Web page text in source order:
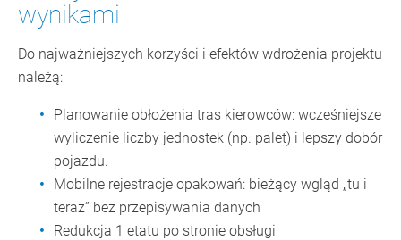
wynikami
Do najważniejszych korzyści i efektów wdrożenia projektu
należą:
Planowanie obłożenia tras kierowców: wcześniejsze
wyliczenie liczby jednostek (np. palet) i lepszy dobór
pojazdu.
Mobilne rejestracje opakowań: bieżący wgląd „tu i
teraz” bez przepisywania danych
Redukcja 1 etatu po stronie obsługi